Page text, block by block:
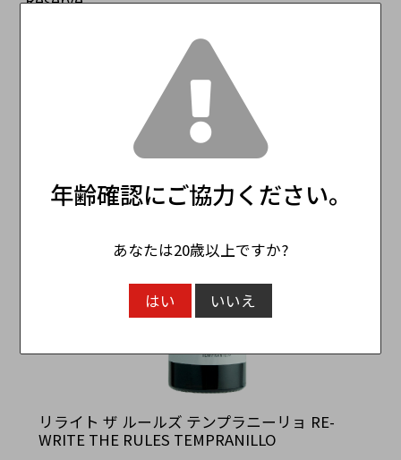
リライト ザ ルールズ テンプラニーリョ RE-
WRITE THE RULES TEMPRANILLO
年齢確認にご協力ください。
あなたは20歳以上ですか?
はい いいえ